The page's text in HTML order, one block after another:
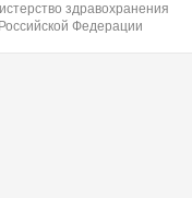
здравохранения
Российской Федерации